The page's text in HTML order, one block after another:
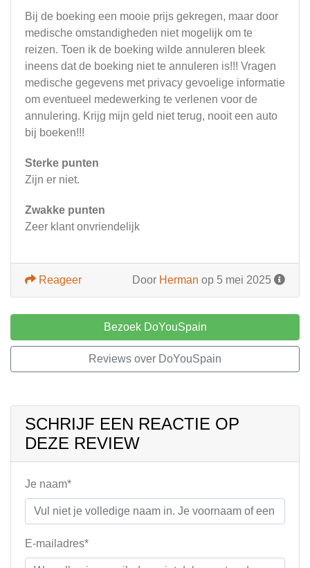
Bij de boeking een mooie prijs gekregen, maar door
medische omstandigheden niet mogelijk om te
reizen. Toen ik de boeking wilde annuleren bleek
ineens dat de boeking niet te annuleren is!!! Vragen
medische gegevens met privacy gevoelige informatie
om eventueel medewerking te verlenen voor de
annulering. Krijg mijn geld niet terug, nooit een auto
bij boeken!!!
Sterke punten
Zijn er niet.
Zwakke punten
Zeer klant onvriendelijk
Door Herman op 5 mei 2025
Reageer
Bezoek DoYouSpain
Reviews over DoYouSpain
SCHRIJF EEN REACTIE OP
DEZE REVIEW
Je naam*
E-mailadres*